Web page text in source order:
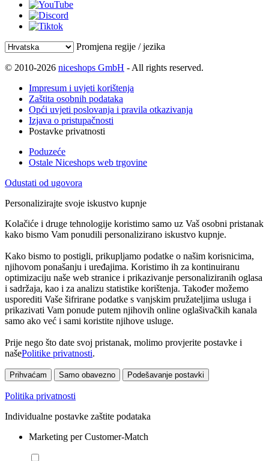
Promjena regije / jezika
© 2010-2026 niceshops GmbH - All rights reserved.
Impresum i uvjeti korištenja
Zaštita osobnih podataka
Opći uvjeti poslovanja i pravila otkazivanja
Izjava o pristupačnosti
Postavke privatnosti
Poduzeće
Ostale Niceshops web trgovine
Odustati od ugovora
Personalizirajte svoje iskustvo kupnje
Kolačiće i druge tehnologije koristimo samo uz Vaš osobni pristanak
kako bismo Vam ponudili personalizirano iskustvo kupnje.
Kako bismo to postigli, prikupljamo podatke o našim korisnicima,
njihovom ponašanju i uređajima. Koristimo ih za kontinuiranu
optimizaciju naše web stranice i prikazivanje personaliziranih oglasa
i sadržaja, kao i za analizu statistike korištenja. Također možemo
usporediti Vaše šifrirane podatke s vanjskim pružateljima usluga i
prikazivati Vam ponude putem njihovih online oglašivačkih kanala
samo ako već i sami koristite njihove usluge.
Prije nego što date svoj pristanak, molimo provjerite postavke i
našePolitike privatnosti.
Prihvaćam Samo obavezno Podešavanje postavki
Politika privatnosti
Individualne postavke zaštite podataka
Marketing per Customer-Match